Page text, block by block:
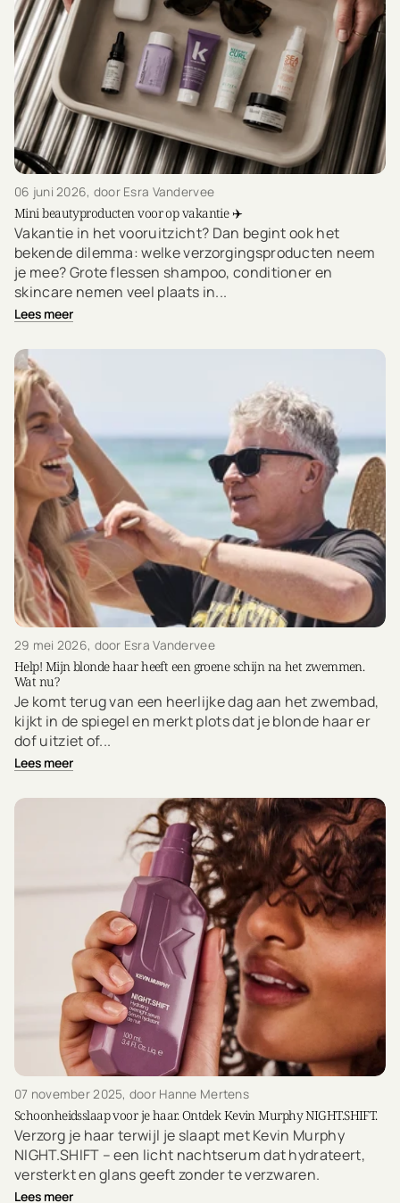
06 juni 2026, door Esra Vandervee
Mini beautyproducten voor op vakantie ✈️
Vakantie in het vooruitzicht? Dan begint ook het
bekende dilemma: welke verzorgingsproducten neem
je mee? Grote flessen shampoo, conditioner en
skincare nemen veel plaats in...
Lees meer
29 mei 2026, door Esra Vandervee
Help! Mijn blonde haar heeft een groene schijn na het zwemmen.
Wat nu?
Je komt terug van een heerlijke dag aan het zwembad,
kijkt in de spiegel en merkt plots dat je blonde haar er
dof uitziet of...
Lees meer
07 november 2025, door Hanne Mertens
Schoonheidsslaap voor je haar. Ontdek Kevin Murphy NIGHT.SHIFT.
Verzorg je haar terwijl je slaapt met Kevin Murphy
NIGHT.SHIFT – een licht nachtserum dat hydrateert,
versterkt en glans geeft zonder te verzwaren.
Lees meer